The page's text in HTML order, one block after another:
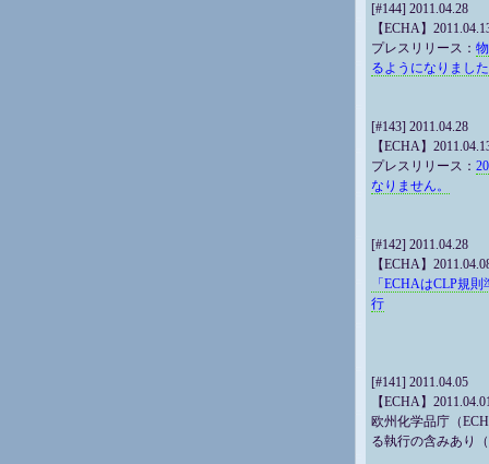
[#144] 2011.04.28
【ECHA】
プレスリリース：
るようになりまし
[#143] 2011.04.28
【ECHA】
プレスリリース：
なりません。
[#142] 2011.04.28
【ECHA】
「ECHAはCLP規
行
[#141] 2011.04.05
【ECHA】
欧州化学品庁（
る執行の含みあり